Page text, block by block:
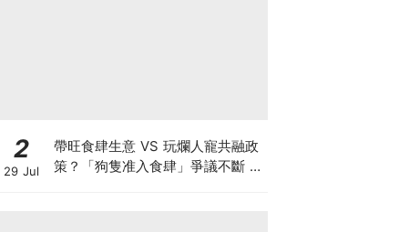
2
29 Jul
帶旺食肆生意 VS 玩爛人寵共融政
策？「狗隻准入食肆」爭議不斷 業